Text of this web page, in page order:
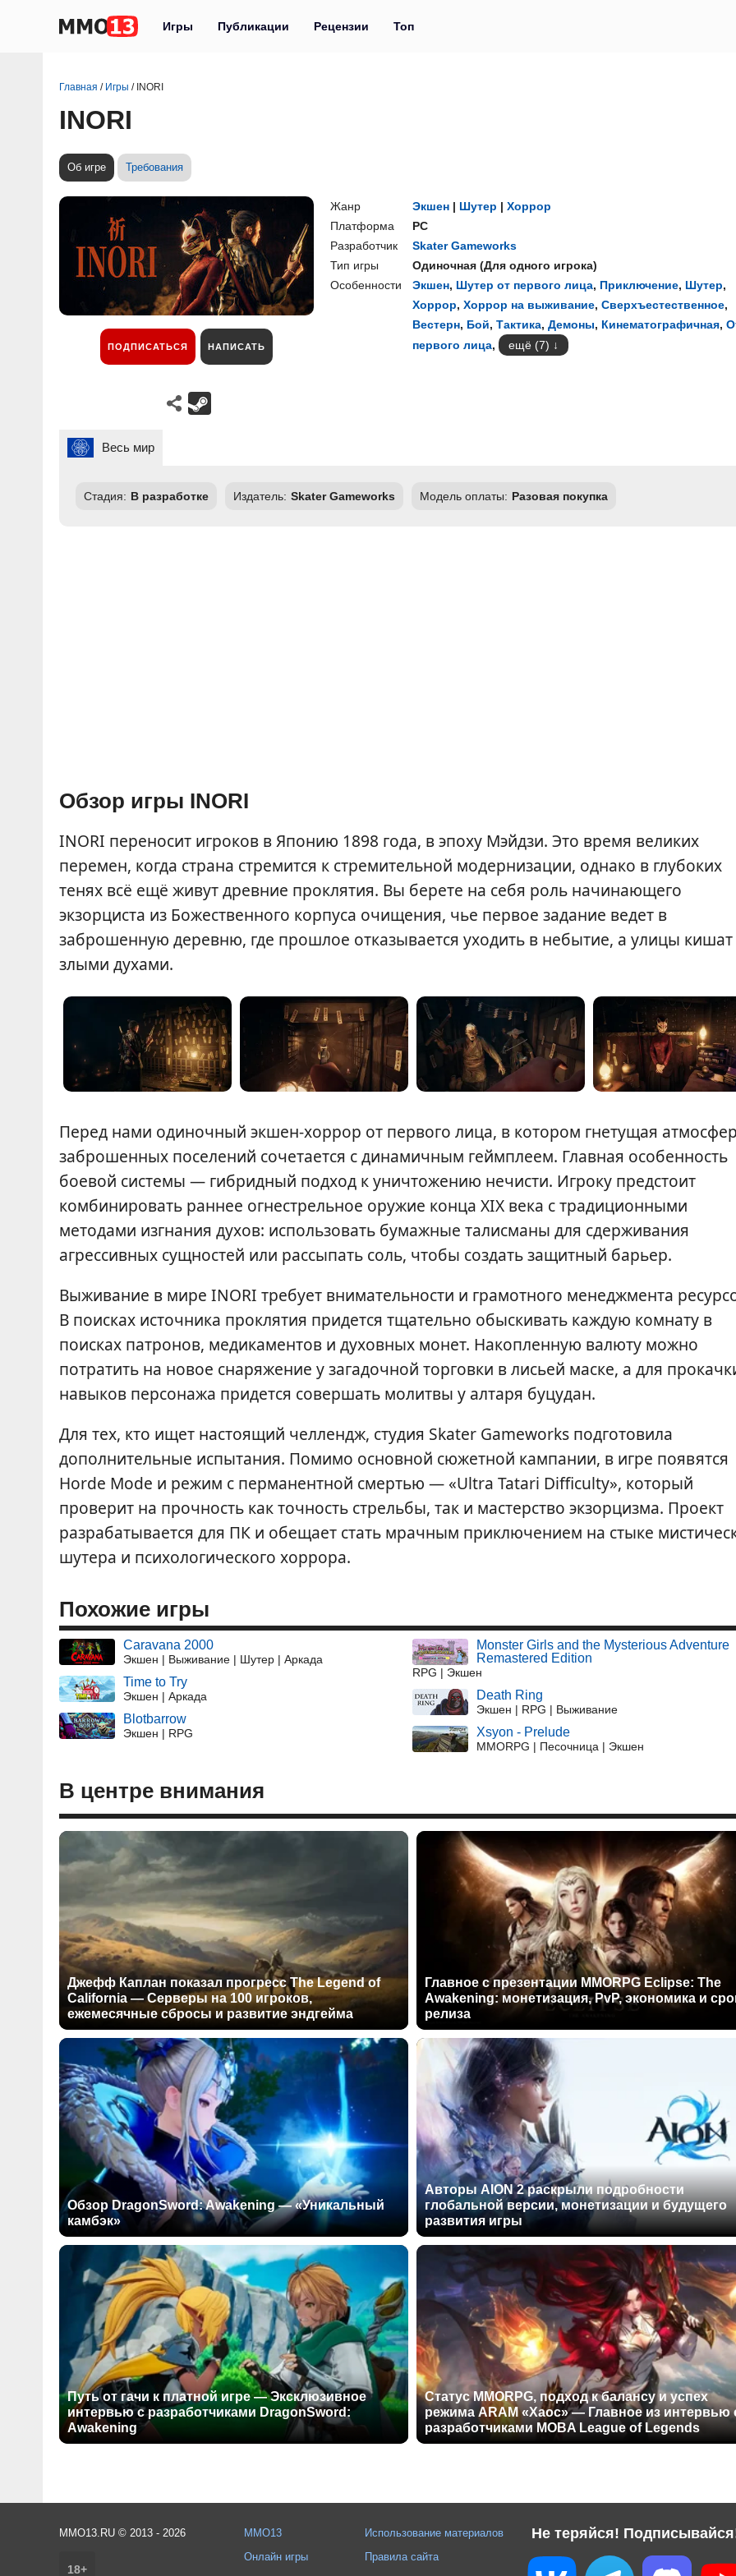
Игры Публикации Рецензии Топ
Главная / Игры / INORI
INORI
Об игре Требования
ПОДПИСАТЬСЯ НАПИСАТЬ
Жанр Экшен | Шутер | Хоррор
Платформа
PC
Разработчик
Skater Gameworks
Тип игры
Одиночная (Для одного игрока)
Особенности
Экшен, Шутер от первого лица, Приключение, Шутер,
Хоррор, Хоррор на выживание, Сверхъестественное,
Вестерн, Бой, Тактика, Демоны, Кинематографичная,
первого лица, ещё (7)
Весь мир
Стадия: В разработке Издатель: Skater Gameworks Модель оплаты: Разовая покупка
Обзор игры INORI
INORI переносит игроков в Японию 1898 года, в эпоху Мэйдзи. Это время великих
перемен, когда страна стремится к стремительной модернизации, однако в глубоких
тенях всё ещё живут древние проклятия. Вы берете на себя роль начинающего
экзорциста из Божественного корпуса очищения, чье первое задание ведет в
заброшенную деревню, где прошлое отказывается уходить в небытие, а улицы кишат
злыми духами.
Перед нами одиночный экшен-хоррор от первого лица, в котором гнетущая
заброшенных поселений сочетается с динамичным геймплеем. Главная особенность
боевой системы — гибридный подход к уничтожению нечисти. Игроку предстоит
комбинировать раннее огнестрельное оружие конца XIX века с традиционными
методами изгнания духов: использовать бумажные талисманы для сдерживания
агрессивных сущностей или рассыпать соль, чтобы создать защитный барьер.
Выживание в мире INORI требует внимательности и грамотного менеджмента
В поисках источника проклятия придется тщательно обыскивать каждую комнату в
поисках патронов, медикаментов и духовных монет. Накопленную валюту можно
потратить на новое снаряжение у загадочной торговки в лисьей маске, а для
навыков персонажа придется совершать молитвы у алтаря буцудан.
Для тех, кто ищет настоящий челлендж, студия Skater Gameworks подготовила
дополнительные испытания. Помимо основной сюжетной кампании, в игре появятся
Horde Mode и режим с перманентной смертью — «Ultra Tatari Difficulty», который
проверит на прочность как точность стрельбы, так и мастерство экзорцизма. Проект
разрабатывается для ПК и обещает стать мрачным приключением на стыке
шутера и психологического хоррора.
Похожие игры
Caravana 2000
Экшен | Выживание | Шутер | Аркада
Time to Try
Экшен | Аркада
Blotbarrow
Экшен | RPG
Monster Girls and the Mysterious Adventure
Remastered Edition
RPG | Экшен
Death Ring
Экшен | RPG | Выживание
Xsyon - Prelude
MMORPG | Песочница | Экшен
В центре внимания
Джефф Каплан показал прогресс The Legend of
California — Серверы на 100 игроков,
ежемесячные сбросы и развитие эндгейма
Главное с презентации MMORPG Eclipse: The
Awakening: монетизация, PvP, экономика и
релиза
Обзор DragonSword: Awakening — «Уникальный
камбэк»
Авторы AION 2 раскрыли подробности
глобальной версии, монетизации и будущего
развития игры
Путь от гачи к платной игре — Эксклюзивное
интервью с разработчиками DragonSword:
Awakening
Статус MMORPG, подход к балансу и успех
режима ARAM «Хаос» — Главное из интервью
разработчиками MOBA League of Legends
Не теряйся!
MMO13.RU © 2013 - 2026
18+
MMO13
Онлайн игры
Использование материалов
Правила сайта